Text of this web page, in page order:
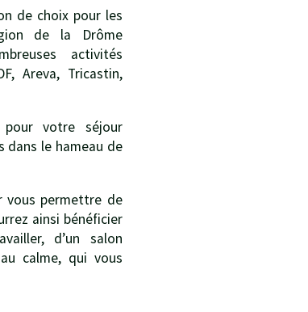
de choix pour les
de la Drôme
activités
Areva, Tricastin,
votre séjour
dans le hameau de
vous permettre de
ainsi bénéficier
d’un salon
calme, qui vous